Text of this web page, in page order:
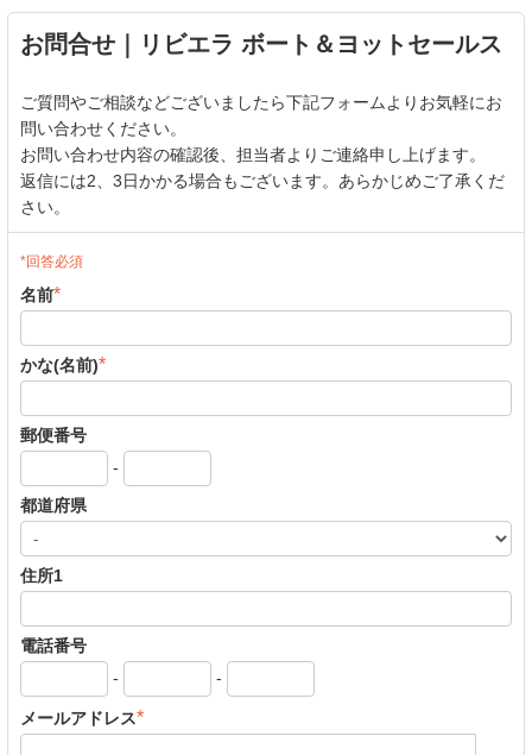
お問合せ｜リビエラ ボート＆ヨットセールス
ご質問やご相談などございましたら下記フォームよりお気軽にお
問い合わせください。
お問い合わせ内容の確認後、担当者よりご連絡申し上げます。
返信には2、3日かかる場合もございます。あらかじめご了承くだ
さい。
*回答必須
名前*
かな(名前)*
郵便番号
-
都道府県
住所1
電話番号
-
-
メールアドレス*